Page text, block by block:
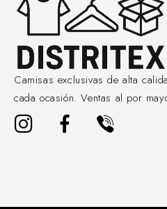
Camisas exclusivas de alta
cada ocasión. Ventas al por